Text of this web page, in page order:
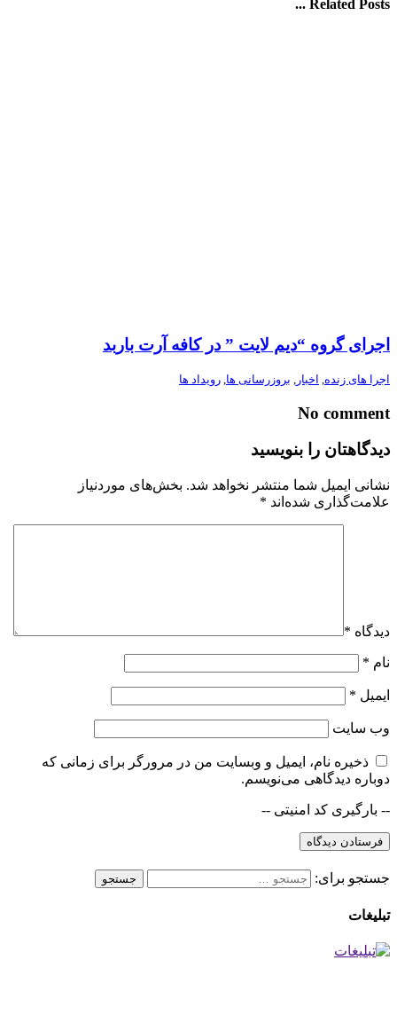
Related Posts ...
اجرای گروه “دیم لایت ” در کافه آرت باربد
اجرا های زنده, اخبار , بروزرسانی ها, رویداد ها
No comment
دیدگاهتان را بنویسید
نشانی ایمیل شما منتشر نخواهد شد. بخش‌های موردنیاز
علامت‌گذاری شده‌اند *
دیدگاه *
نام *
ایمیل *
وب‌ سایت
ذخیره نام، ایمیل و وبسایت من در مرورگر برای زمانی که
دوباره دیدگاهی می‌نویسم.
-- بارگیری کد امنیتی --
جستجو برای:
تبلیغات